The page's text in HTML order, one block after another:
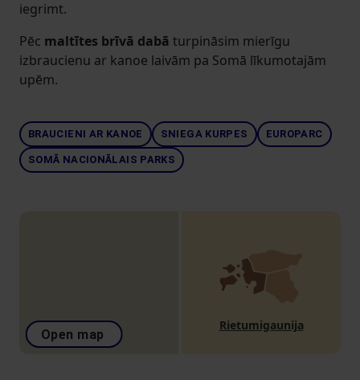
iegrimt.
Pēc maltītes brīvā dabā turpināsim mierīgu
izbraucienu ar kanoe laivām pa Somā līkumotajām
upēm.
BRAUCIENI AR KANOE SNIEGA KURPES EUROPARC
SOMĀ NACIONĀLAIS PARKS
Open map
Rietumigaunija